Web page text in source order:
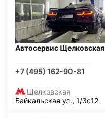
Автосервис Щелковская
+7 (495) 162-90-81
Щелковская
Байкальская ул., 1/3с12